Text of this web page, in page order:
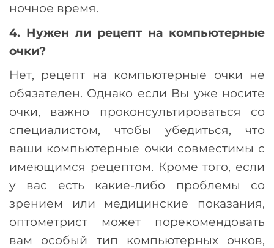
ночное время.
4. Нужен ли рецепт на компьютерные
очки?
Нет, рецепт на компьютерные очки не
обязателен. Однако если Вы уже носите
очки, важно проконсультироваться со
специалистом, чтобы убедиться, что
ваши компьютерные очки совместимы с
имеющимся рецептом. Кроме того, если
у вас есть какие-либо проблемы со
зрением или медицинские показания,
оптометрист может порекомендовать
вам особый тип компьютерных очков,